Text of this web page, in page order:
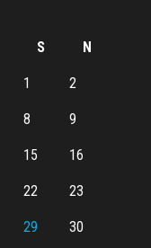
S N
1 2
8 9
15 16
22 23
29 30